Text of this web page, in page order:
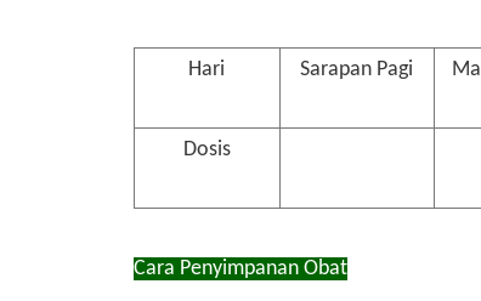
Hari Sarapan Pagi
Dosis
Cara Penyimpanan Obat